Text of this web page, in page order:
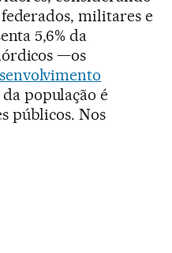
militares e
5,6% da
—os
população é
públicos. Nos